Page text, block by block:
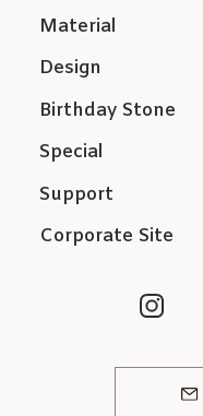
Support
Corporate Site
Material
Design
Birthday Stone
Special